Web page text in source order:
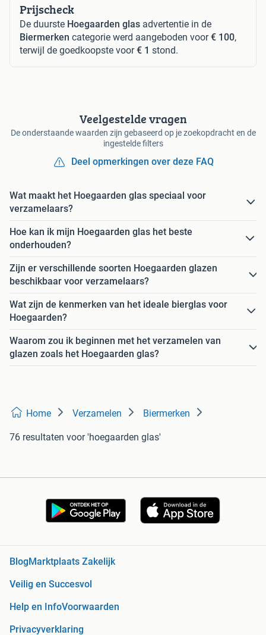
Prijscheck
De duurste Hoegaarden glas advertentie in de
Biermerken categorie werd aangeboden voor€ 100,
terwijl de goedkoopste voor€ 1 stond.
Veelgestelde vragen
De onderstaande waarden zijn gebaseerd op je zoekopdracht en de
ingestelde filters
Deel opmerkingen over deze FAQ
Wat maakt het Hoegaarden glas speciaal voor
verzamelaars?
Hoe kan ik mijn Hoegaarden glas het beste
onderhouden?
Zijn er verschillende soorten Hoegaarden glazen
beschikbaar voor verzamelaars?
Wat zijn de kenmerken van het ideale bierglas voor
Hoegaarden?
Waarom zou ik beginnen met het verzamelen van
glazen zoals het Hoegaarden glas?
Home Verzamelen Biermerken
76 resultaten voor 'hoegaarden glas'
Blog Marktplaats Zakelijk
Veilig en Succesvol
Help en InfoVoorwaarden
Privacyverklaring